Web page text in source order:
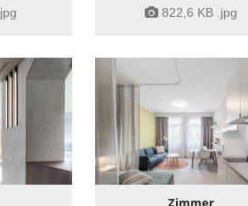
.jpg 822,6 KB .jpg
Zimmer